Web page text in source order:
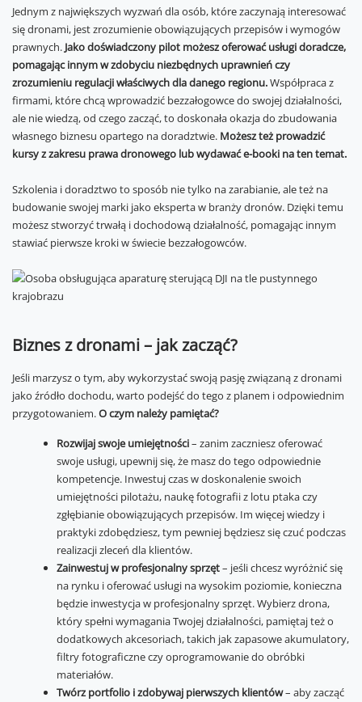
Jednym z największych wyzwań dla osób, które zaczynają interesować
się dronami, jest zrozumienie obowiązujących przepisów i wymogów
prawnych. Jako doświadczony pilot możesz oferować usługi doradcze,
pomagając innym w zdobyciu niezbędnych uprawnień czy
zrozumieniu regulacji właściwych dla danego regionu.Współpraca z
firmami, które chcą wprowadzić bezzałogowce do swojej działalności,
ale nie wiedzą, od czego zacząć, to doskonała okazja do zbudowania
własnego biznesu opartego na doradztwie. Możesz też prowadzić
kursy z zakresu prawa dronowego lub wydawać e-booki na ten temat.
Szkolenia i doradztwo to sposób nie tylko na zarabianie, ale też na
budowanie swojej marki jako eksperta w branży dronów. Dzięki temu
możesz stworzyć trwałą i dochodową działalność, pomagając innym
stawiać pierwsze kroki w świecie bezzałogowców.
Biznes z dronami – jak zacząć?
Jeśli marzysz o tym, aby wykorzystać swoją pasję związaną z dronami
jako źródło dochodu, warto podejść do tego z planem i odpowiednim
przygotowaniem.O czym należy pamiętać?
Rozwijaj swoje umiejętności– zanim zaczniesz oferować
swoje usługi, upewnij się, że masz do tego odpowiednie
kompetencje. Inwestuj czas w doskonalenie swoich
umiejętności pilotażu, naukę fotografii z lotu ptaka czy
zgłębianie obowiązujących przepisów. Im więcej wiedzy i
praktyki zdobędziesz, tym pewniej będziesz się czuć podczas
realizacji zleceń dla klientów.
Zainwestuj w profesjonalny sprzęt– jeśli chcesz wyróżnić się
na rynku i oferować usługi na wysokim poziomie, konieczna
będzie inwestycja w profesjonalny sprzęt. Wybierz drona,
który spełni wymagania Twojej działalności, pamiętaj też o
dodatkowych akcesoriach, takich jak zapasowe akumulatory,
filtry fotograficzne czy oprogramowanie do obróbki
materiałów.
Twórz portfolio i zdobywaj pierwszych klientów– aby zacząć